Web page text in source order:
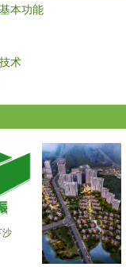
本功能
术
沙